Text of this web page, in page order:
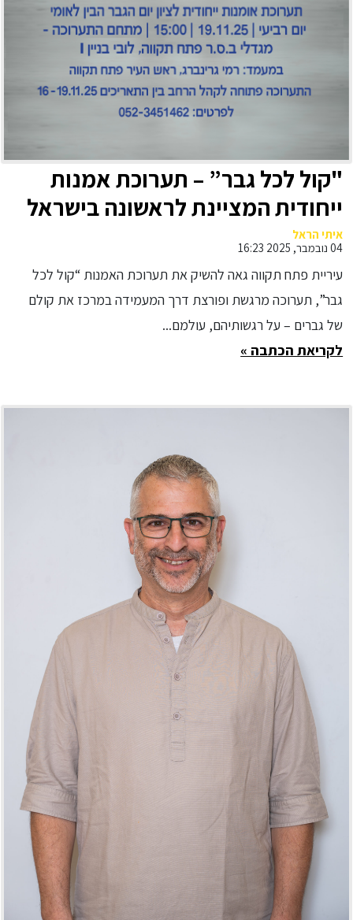
"קול לכל גבר” – תערוכת אמנות
ייחודית המציינת לראשונה בישראל
את יום הגבר הבינלאומי ביוזמת
עיריית פתח תקווה התערוכה תוצג
בין התאריכים 16–19 בנובמבר 2025
בלובי מגדל I, מגדלי בסר
איתי הראל
04 נובמבר, 2025 16:23
עיריית פתח תקווה גאה להשיק את תערוכת האמנות “קול לכל
גבר”, תערוכה מרגשת ופורצת דרך המעמידה במרכז את קולם
של גברים – על רגשותיהם, עולמם...
לקריאת הכתבה »